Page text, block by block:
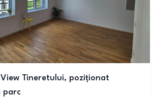
Tineretului, poziționat
parc